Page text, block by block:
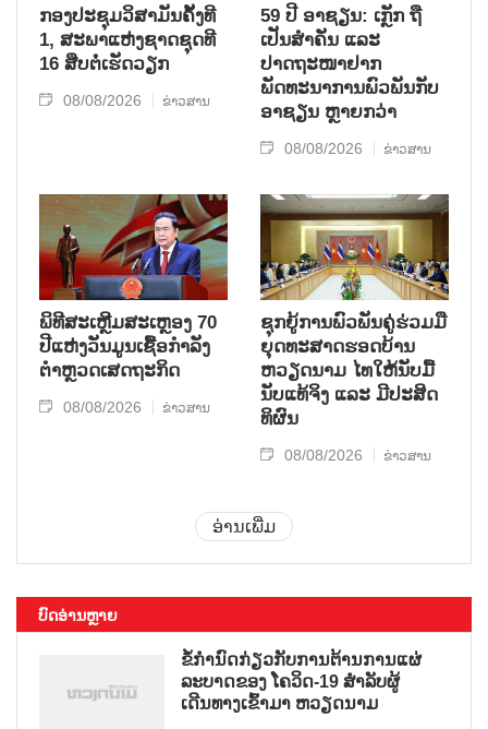
ກອງປະຊຸມວິສາມັນຄັ້ງທີ
1, ສະພາແຫ່ງຊາດຊຸດທີ
16 ສືບຕໍ່ເຮັດວຽກ
08/08/2026 ຂ່າວສານ
59 ປີ ອາຊຽນ: ເກຼັກ ຖື
ເປັນສຳຄັນ ແລະ
ປາດຖະໜາຢາກ
ພັດທະນາການພົວພັນກັບ
ອາຊຽນ ຫຼາຍກວ່າ
08/08/2026 ຂ່າວສານ
ພິທີສະເຫຼີມສະເຫຼອງ 70
ປີແຫ່ງວັນມູນເຊື້ອກຳລັງ
ຕຳຫຼວດເສດຖະກິດ
08/08/2026 ຂ່າວສານ
ຊຸກ​ຍູ້​ການ​ພົວ​ພັນ​ຄູ່​ຮ່ວມ​ມື​
ຍຸດ​ທະ​ສາດ​ຮອດ​ບ້ານ
ຫວຽດ​ນາມ ໄທ​ໃຫ້​ນັບ​ມື້​
ນັບ​ແທ້​ຈິງ ແລະ ມີ​ປະ​ສິດ​
ທິ​ຜົນ
08/08/2026 ຂ່າວສານ
ອ່ານເພີ່ມ
ບົດອ່ານຫຼາຍ
ຂໍ້ກຳນົດກ່ຽວກັບການຕ້ານການແຜ່
ລະບາດຂອງ ໂຄວິດ-19 ສຳລັບຜູ້
ເດີນທາງເຂົ້າມາ ຫວຽດນາມ